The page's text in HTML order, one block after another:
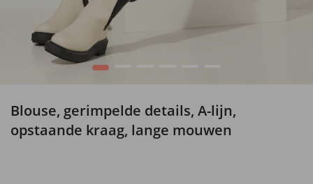
1 2 6
Blouse, gerimpelde details, A-lijn,
opstaande kraag, lange mouwen